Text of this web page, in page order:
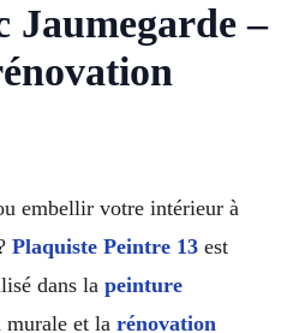
Jaumegarde –
embellir votre intérieur à
Plaquiste Peintre 13 est
dans la peinture
murale et la rénovation